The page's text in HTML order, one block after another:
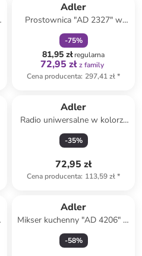
Adler
Prostownica "AD 2327" w
kolorze czarnym
-75%
81,95 złregularna
72,95 zł z family
Cena producenta: 297,41 zł*
Adler
Radio uniwersalne w kolorze
czarnym
-35%
72,95 zł
Cena producenta: 113,59 zł*
Adler
Mikser kuchenny "AD 4206" w
kolorze białym - 3,4 l
-58%